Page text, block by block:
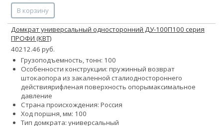
В корзину
Домкрат универсальный односторонний ДУ-100П100 серия
ПРОФИ (КВТ)
40212.46 руб.
Грузоподъемность, тонн: 100
Особенности конструкции: пружинный возврат
штокаопора из закаленной сталиодностороннего
действиярифленая поверхность опорымаксимальное
давление
Страна происхождения: Россия
Ход поршня, мм: 100
Тип домкрата: универсальный